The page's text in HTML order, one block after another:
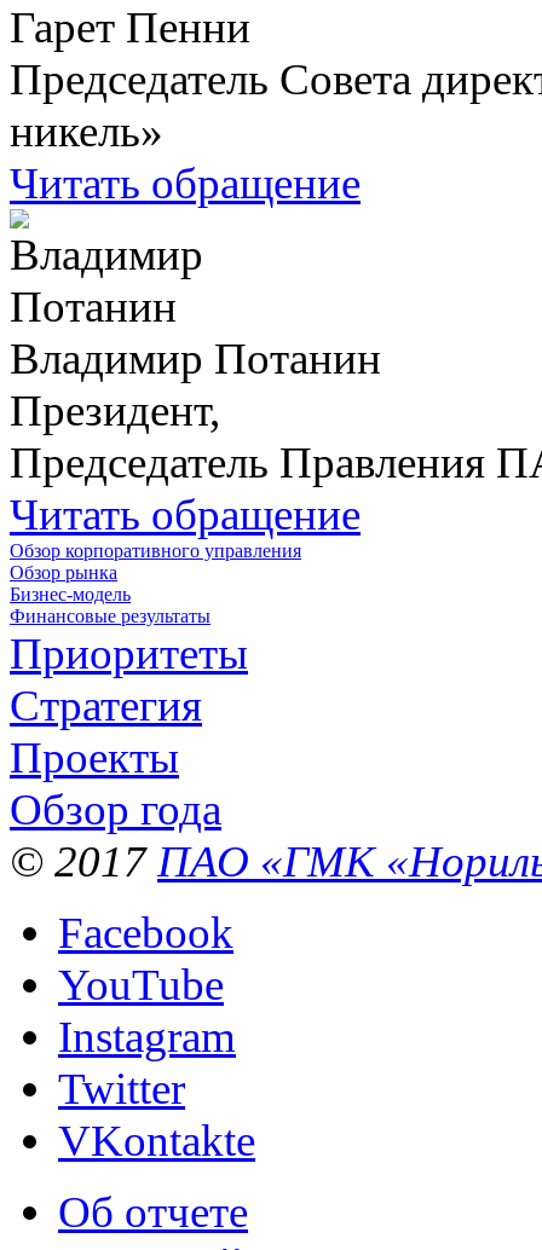
Гарет Пенни
Председатель Совета
никель»
Читать обращение
Владимир Потанин
Президент,
Председатель Правления
Читать обращение
Обзор корпоративного управления
Обзор рынка
Бизнес-модель
Финансовые результаты
Приоритеты
Стратегия
Проекты
Обзор года
© 2017 ПАО «ГМК
Facebook
YouTube
Instagram
Twitter
VKontakte
Об отчете